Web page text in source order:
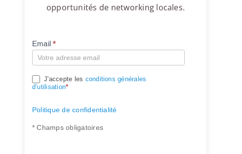
opportunités de networking locales.
Compte
Email*
J'accepte les conditions générales
d’utilisation*
Politique de confidentialité
* Champs obligatoires